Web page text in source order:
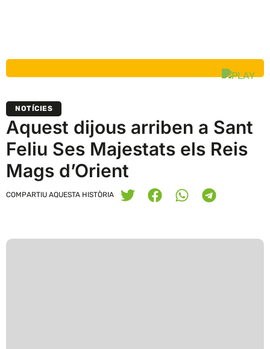
NOTÍCIES
Aquest dijous arriben a Sant
Feliu Ses Majestats els Reis
Mags d’Orient
COMPARTIU AQUESTA HISTÒRIA